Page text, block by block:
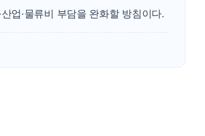
남동발전, 해남군에 국내 최대 규모 400MW
업·물류비 부담을 완화할 방침이다.